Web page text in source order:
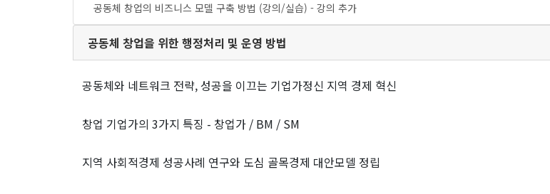
공동체 창업의 비즈니스 모델 구축 방법 (강의/실습) - 강의 추가
공동체 창업을 위한 행정처리 및 운영 방법
공동체와 네트워크 전략, 성공을 이끄는 기업가정신 지역 경제 혁신
창업 기업가의 3가지 특징 - 창업가 / BM / SM
지역 사회적경제 성공사례 연구와 도심 골목경제 대안모델 정립